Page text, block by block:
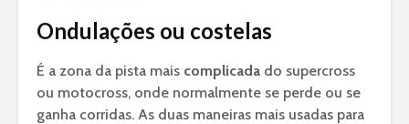
Ondulações ou costelas
É a zona da pista mais complicada do supercross
ou motocross, onde normalmente se perde ou se
ganha corridas. As duas maneiras mais usadas para